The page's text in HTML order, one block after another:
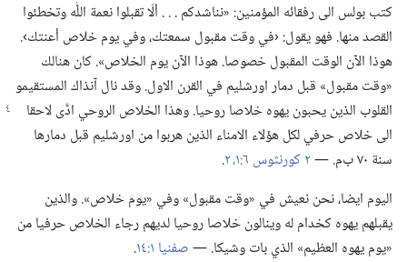
كتب بولس الى رفقائه المؤمنين:‏ «نناشدكم .‏ .‏ .‏ ألّا تقبلوا نعمة اللّٰه وتخطئوا
القصد منها.‏ فهو يقول:‏ ‹في وقت مقبول سمعتك،‏ وفي يوم خلاص أعنتك›.‏
هوذا الآن الوقت المقبول خصوصا.‏ هوذا الآن يوم الخلاص».‏ كان هنالك
«وقت مقبول» قبل دمار اورشليم في القرن الاول.‏ وقد نال آنذاك المستقيمو
القلوب الذين يحبون يهوه خلاصا روحيا.‏وهذا الخلاص الروحي ادَّى لاحقا
الى خلاص حرفي لكل هؤلاء الامناء الذين هربوا من اورشليم قبل دمارها
سنة ٧٠ ب‌م.‏ —‏
٢ كورنثوس ٦:‏١،‏ ٢
‏.‏
اليوم ايضا،‏ نحن نعيش في «وقت مقبول» وفي «يوم خلاص».‏ والذين
يقبلهم يهوه كخدام له وينالون خلاصا روحيا لديهم رجاء الخلاص حرفيا من
«يوم يهوه العظيم» الذي بات وشيكا.‏ —‏صفنيا ١:‏١٤
‏.‏